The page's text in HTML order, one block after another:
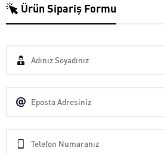
Ürün Sipariş Formu